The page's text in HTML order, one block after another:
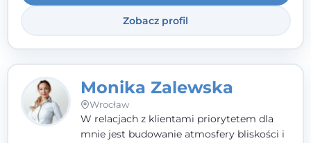
relacjach z Klientami. Istotna dla nie jest
również koncentracja na dostępnych
zasobach.
Zobacz profil
Monika Zalewska
Wrocław
W relacjach z klientami priorytetem dla
mnie jest budowanie atmosfery bliskości i